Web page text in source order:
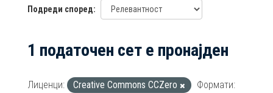
Подреди според
1 податочен сет е пронајден
Лиценци: Creative Commons CCZero
Формати: